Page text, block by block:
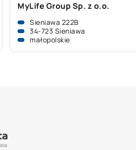
MyLife Group Sp. z o.o.
Sieniawa 222B
34-723 Sieniawa
małopolskie